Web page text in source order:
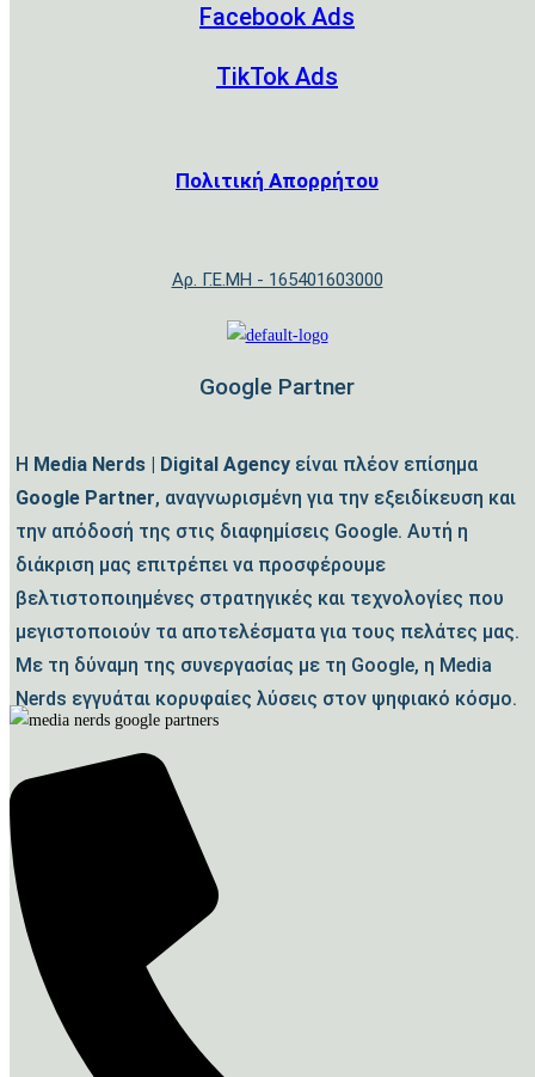
Facebook Ads
TikTok Ads
Πολιτική Απορρήτου
Αρ. Γ.Ε.ΜΗ - 165401603000
Google Partner
Η Media Nerds | Digital Agency είναι πλέον επίσημα
Google Partner, αναγνωρισμένη για την εξειδίκευση και
την απόδοσή της στις διαφημίσεις Google. Αυτή η
διάκριση μας επιτρέπει να προσφέρουμε
βελτιστοποιημένες στρατηγικές και τεχνολογίες που
μεγιστοποιούν τα αποτελέσματα για τους πελάτες μας.
Με τη δύναμη της συνεργασίας με τη Google, η Media
Nerds εγγυάται κορυφαίες λύσεις στον ψηφιακό κόσμο.